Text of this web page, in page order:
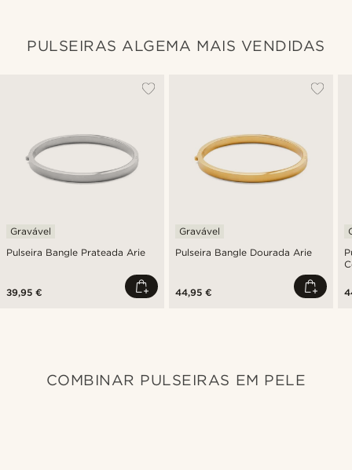
PULSEIRAS ALGEMA MAIS VENDIDAS
Pulseira Bangle Prateada Arie
Gravável
39,95 €
Pulseira Bangle Dourada Arie
Gravável
44,95 €
COMBINAR PULSEIRAS EM PELE